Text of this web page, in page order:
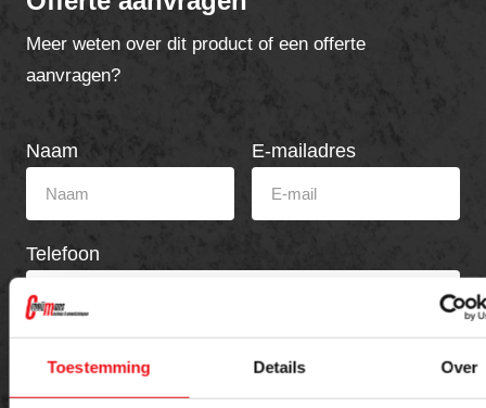
Toestemming Details Over
Meer weten over dit product of een offerte
aanvragen?
Naam E-mailadres
Telefoon
Bericht